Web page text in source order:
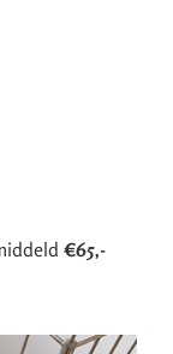
€65,-